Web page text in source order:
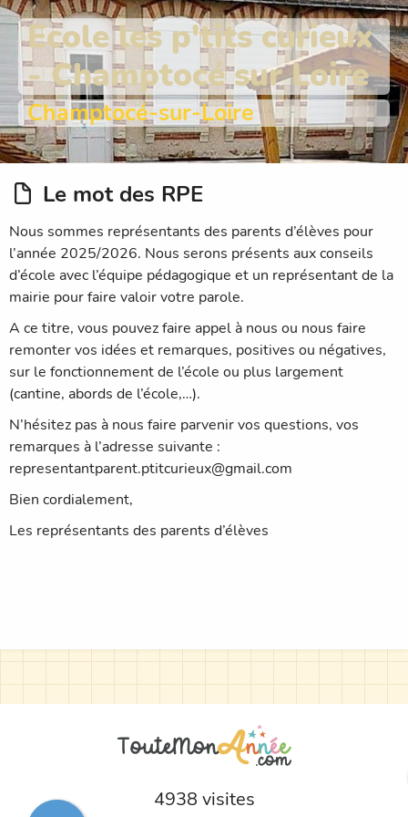
Ecole les p'tits curieux
- Champtocé sur Loire
Champtocé-sur-Loire
Le mot des RPE
Nous sommes représentants des parents d’élèves pour
l’année 2025/2026. Nous serons présents aux conseils
d’école avec l’équipe pédagogique et un représentant de la
mairie pour faire valoir votre parole.
A ce titre, vous pouvez faire appel à nous ou nous faire
remonter vos idées et remarques, positives ou négatives,
sur le fonctionnement de l’école ou plus largement
(cantine, abords de l’école,…).
N’hésitez pas à nous faire parvenir vos questions, vos
remarques à l’adresse suivante :
representantparent.ptitcurieux@gmail.com
Bien cordialement,
Les représentants des parents d’élèves
4938 visites